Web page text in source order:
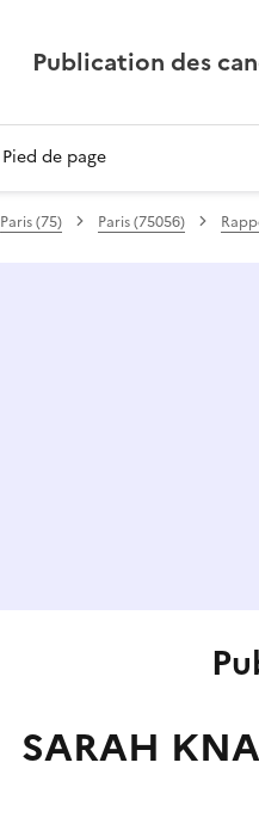
Publication des
Pied de page
Paris (75) Paris (75056)
SARAH